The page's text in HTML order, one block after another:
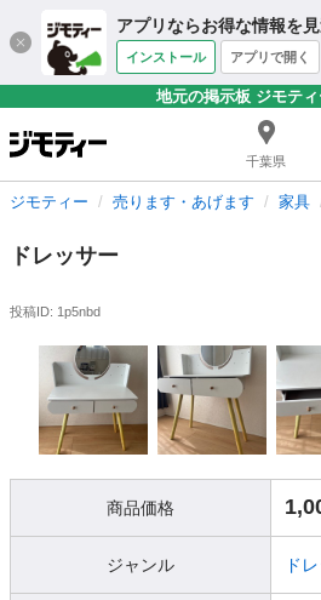
アプリならお得な情報を見
インストール アプリで開く
地元の掲示板 ジモテ
千葉県
ジモティー 売ります・あげます 家具
ドレッサー
投稿ID: 1p5nbd
商品価格
ジャンル ド